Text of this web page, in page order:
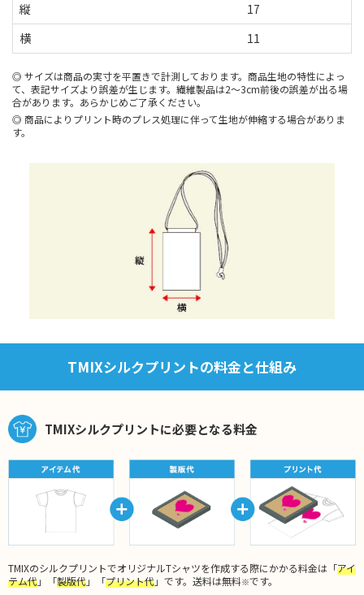
縦
17
横
11
サイズは商品の実寸を平置きで計測しております。商品生地の特性によっ
て、表記サイズより誤差が生じます。繊維製品は2～3cm前後の誤差が出る場
合があります。あらかじめご了承ください。
商品によりプリント時のプレス処理に伴って生地が伸縮する場合がありま
す。
TMIXシルクプリントの料金と仕組み
TMIXシルクプリントに必要となる料金
TMIXのシルクプリントでオリジナルTシャツを作成する際にかかる料金は「アイ
テム代」「製版代」「プリント代」です。送料は無料※です。